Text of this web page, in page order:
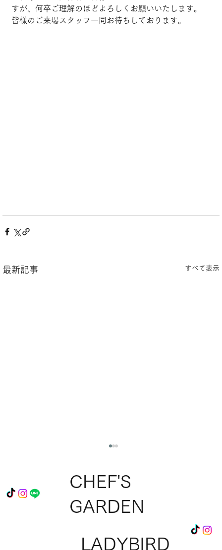
すが、何卒ご理解のほどよろしくお願いいたします。
皆様のご来場スタッフ一同お待ちしております。
最新記事 すべて表示
LADYBIRD
CHEF'S
GARDEN